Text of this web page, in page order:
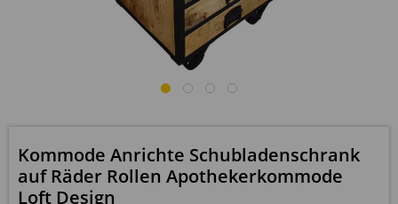
Kommode Anrichte Schubladenschrank
auf Räder Rollen Apothekerkommode
Loft Design